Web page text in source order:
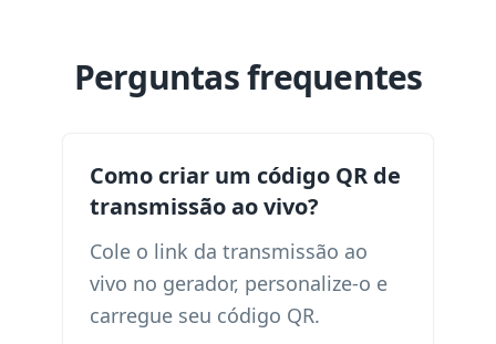
Perguntas frequentes
Como criar um código QR de
transmissão ao vivo?
Cole o link da transmissão ao
vivo no gerador, personalize-o e
carregue seu código QR.